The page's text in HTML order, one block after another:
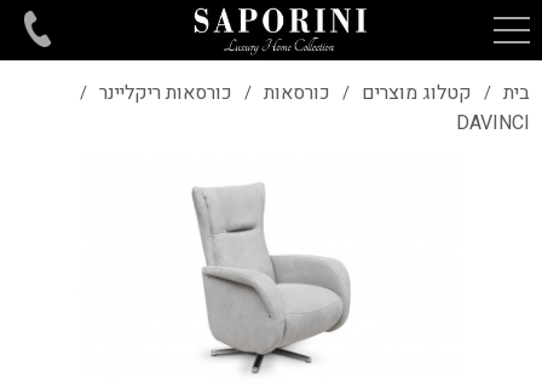
בית / קטלוג מוצרים / כורסאות / כורסאות ריקליינר /
DAVINCI